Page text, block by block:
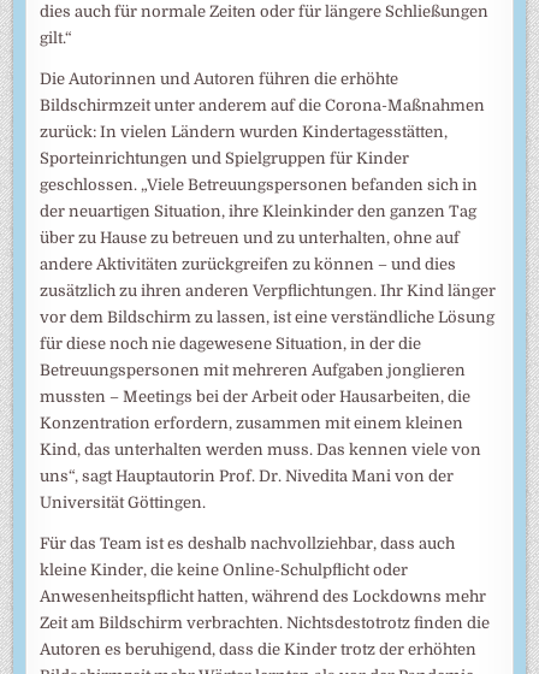
dies auch für normale Zeiten oder für längere Schließungen
gilt.“
Die Autorinnen und Autoren führen die erhöhte
Bildschirmzeit unter anderem auf die Corona-Maßnahmen
zurück: In vielen Ländern wurden Kindertagesstätten,
Sporteinrichtungen und Spielgruppen für Kinder
geschlossen. „Viele Betreuungspersonen befanden sich in
der neuartigen Situation, ihre Kleinkinder den ganzen Tag
über zu Hause zu betreuen und zu unterhalten, ohne auf
andere Aktivitäten zurückgreifen zu können – und dies
zusätzlich zu ihren anderen Verpflichtungen. Ihr Kind länger
vor dem Bildschirm zu lassen, ist eine verständliche Lösung
für diese noch nie dagewesene Situation, in der die
Betreuungspersonen mit mehreren Aufgaben jonglieren
mussten – Meetings bei der Arbeit oder Hausarbeiten, die
Konzentration erfordern, zusammen mit einem kleinen
Kind, das unterhalten werden muss. Das kennen viele von
uns“, sagt Hauptautorin Prof. Dr. Nivedita Mani von der
Universität Göttingen.
Für das Team ist es deshalb nachvollziehbar, dass auch
kleine Kinder, die keine Online-Schulpflicht oder
Anwesenheitspflicht hatten, während des Lockdowns mehr
Zeit am Bildschirm verbrachten. Nichtsdestotrotz finden die
Autoren es beruhigend, dass die Kinder trotz der erhöhten